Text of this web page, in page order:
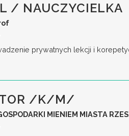
/ NAUCZYCIELKA
prywatnych lekcji i
/K/M/
MIENIEM MIASTA